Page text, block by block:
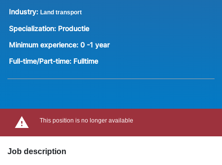
Industry: Land transport
Specialization: Productie
Minimum experience: 0 -1 year
Full-time/Part-time: Fulltime
This position is no longer available
Job description